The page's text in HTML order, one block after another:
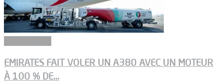
EMIRATES FAIT VOLER UN A380 AVEC UN MOTEUR
À 100 % DE...